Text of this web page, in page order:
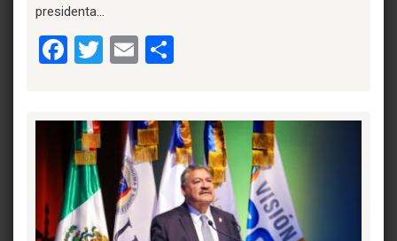
presidenta…
Facebook
Twitter
Email